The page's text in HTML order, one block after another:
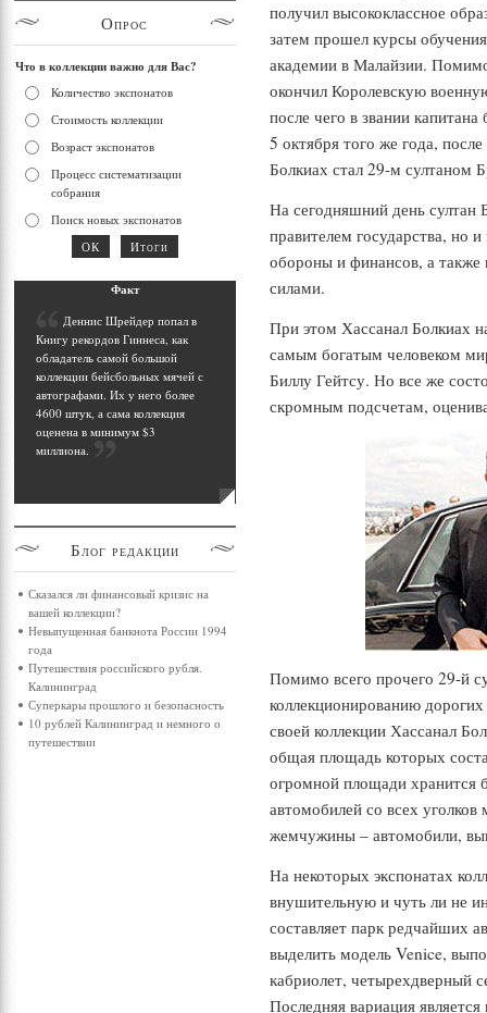
получил высококлассное
затем прошел курсы
академии в Малайзии.
окончил Королевскую
после чего в звании
5 октября того же года,
Болкиах стал 29-м султаном
На сегодняшний день султан
правителем государства, но
обороны и финансов, а
силами.
При этом Хассанал Болкиах
самым богатым человеком
Биллу Гейтсу. Но все же
скромным подсчетам,
Помимо всего прочего 29-й
коллекционированию
своей коллекции Хассанал
общая площадь которых
огромной площади хранится
автомобилей со всех
жемчужины – автомобили,
На некоторых экспонатах
внушительную и чуть ли не
составляет парк редчайших
выделить модель Venice,
кабриолет, четырехдверный
Последняя вариация
Опрос
Что в коллекции важно для Вас?
Количество экспонатов
Стоимость коллекции
Возраст экспонатов
Процесс систематизации
собрания
Поиск новых экспонатов
Факт
Деннис Шрейдер попал в
Книгу рекордов Гиннеса, как
обладатель самой большой
коллекции бейсбольных мячей с
автографами. Их у него более
4600 штук, а сама коллекция
оценена в минимум $3
миллиона.
Блог редакции
Сказался ли финансовый кризис на
вашей коллекции?
Невыпущенная банкнота России 1994
года
Путешествия российского рубля.
Калининград
Суперкары прошлого и безопасность
10 рублей Калининград и немного о
путешествии